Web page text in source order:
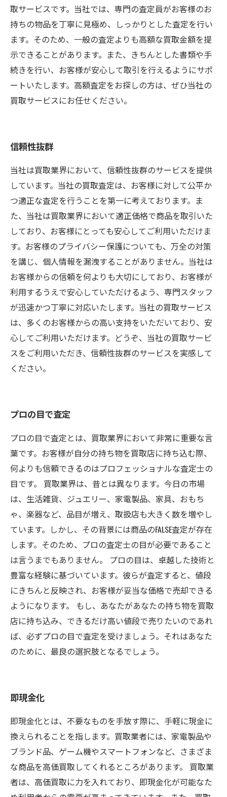
取サービスです。当社では、専門の査定員がお客様のお
持ちの物品を丁寧に見極め、しっかりとした査定を行い
ます。そのため、一般の査定よりも高額な買取金額を提
示できることがあります。また、きちんとした書類や手
続きを行い、お客様が安心して取引を行えるようにサポ
ートいたします。高額査定をお探しの方は、ぜひ当社の
買取サービスにお任せください。
信頼性抜群
当社は買取業界において、信頼性抜群のサービスを提供
しています。当社の買取査定は、お客様に対して公平か
つ適正な査定を行うことを第一に考えております。ま
た、当社は買取業界において適正価格で商品を取引いた
しており、お客様にとっても安心してご利用いただけま
す。お客様のプライバシー保護についても、万全の対策
を講じ、個人情報を漏洩することがありません。当社は
お客様からの信頼を何よりも大切にしており、お客様が
利用するうえで安心していただけるよう、専門スタッフ
が迅速かつ丁寧に対応いたします。当社の買取サービス
は、多くのお客様からの高い支持をいただいており、安
心してご利用いただけます。どうぞ、当社の買取サービ
スをご利用いただき、信頼性抜群のサービスを実感して
ください。
プロの目で査定
プロの目で査定とは、買取業界において非常に重要な言
葉です。お客様が自分の持ち物を買取店に持ち込む際、
何よりも信頼できるのはプロフェッショナルな査定士の
目です。 買取業界は、昔とは異なります。今日の市場
は、生活雑貨、ジュエリー、家電製品、家具、おもち
ゃ、楽器など、品目が増え、取扱店も大きく数を増やし
ています。しかし、その背景には商品のFALSE査定が存在
します。そのため、プロの査定士の目が必要であること
は言うまでもありません。 プロの目は、卓越した技術と
豊富な経験に基づいています。彼らが査定すると、値段
にきちんと反映され、お客様が妥当な価格で売却できる
ようになります。 もし、あなたがあなたの持ち物を買取
店に持ち込み、できるだけ高い値段で売りたいのであれ
ば、必ずプロの目で査定を受けましょう。それはあなた
のために、最良の選択肢となるでしょう。
即現金化
即現金化とは、不要なものを手放す際に、手軽に現金に
換えられることを指します。買取業者には、家電製品や
ブランド品、ゲーム機やスマートフォンなど、さまざま
な商品を高価買取してくれるところがあります。 買取業
者は、高価買取に力を入れており、即現金化が可能なた